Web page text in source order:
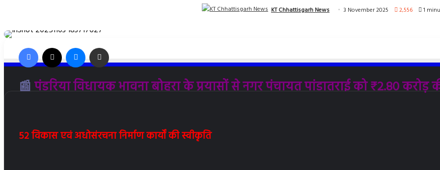
KT Chhattisgarh News 3 November 2025 2,556 1
Facebook Messenger
📰पंडरिया विधायक भावना बोहरा के प्रयासों से नगर पंचायत पांडातराई को ₹2.80 करोड़
52 विकास एवं अधोसंरचना निर्माण कार्यों की स्वीकृति